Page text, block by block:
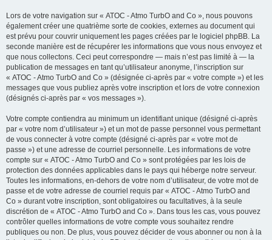
Lors de votre navigation sur « ATOC - Atmo TurbO and Co », nous pouvons
également créer une quatrième sorte de cookies, externes au document qui
est prévu pour couvrir uniquement les pages créées par le logiciel phpBB. La
seconde manière est de récupérer les informations que vous nous envoyez et
que nous collectons. Ceci peut correspondre — mais n’est pas limité à — la
publication de messages en tant qu’utilisateur anonyme, l’inscription sur
« ATOC - Atmo TurbO and Co » (désignée ci-après par « votre compte ») et les
messages que vous publiez après votre inscription et lors de votre connexion
(désignés ci-après par « vos messages »).
Votre compte contiendra au minimum un identifiant unique (désigné ci-après
par « votre nom d’utilisateur ») et un mot de passe personnel vous permettant
de vous connecter à votre compte (désigné ci-après par « votre mot de
passe ») et une adresse de courriel personnelle. Les informations de votre
compte sur « ATOC - Atmo TurbO and Co » sont protégées par les lois de
protection des données applicables dans le pays qui héberge notre serveur.
Toutes les informations, en-dehors de votre nom d’utilisateur, de votre mot de
passe et de votre adresse de courriel requis par « ATOC - Atmo TurbO and
Co » durant votre inscription, sont obligatoires ou facultatives, à la seule
discrétion de « ATOC - Atmo TurbO and Co ». Dans tous les cas, vous pouvez
contrôler quelles informations de votre compte vous souhaitez rendre
publiques ou non. De plus, vous pouvez décider de vous abonner ou non à la